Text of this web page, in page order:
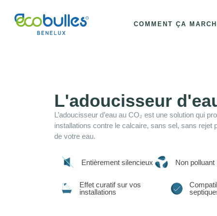
COMMENT ÇA
L'adoucisseur
L’adoucisseur d’eau au CO₂ est une solution qui
installations contre le calcaire, sans sel, sans rejet
de votre eau.
Entièrement silencieux Non polluant
Effet curatif sur vos
installations